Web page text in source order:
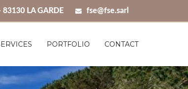
83130 LA GARDE fse@fse.sarl
PORTFOLIO CONTACT